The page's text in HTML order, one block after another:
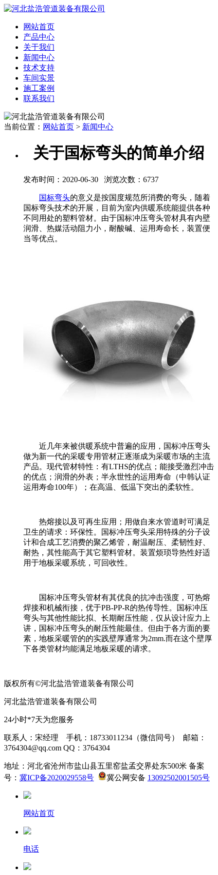
网站首页
产品中心
关于我们
新闻中心
技术支持
车间实景
施工案例
联系我们
当前位置： 网站首页 > 新闻中心
关于国标弯头的简单介绍
发布时间：2020-06-30 浏览次数： 6737
国标弯头的意义是按国度规范所消费的弯头，随着
国标弯头技术的开展，目前为室内供暖系统能提供各种
不同用处的塑料管材。由于国标冲压弯头管材具有内壁
润滑、热媒活动阻力小，耐酸碱、运用寿命长，装置便
当等优点。
近几年来被供暖系统中普遍的应用，国标冲压弯头
做为新一代的采暖专用管材正逐渐成为采暖市场的主流
产品。现代管材特性：有LTHS的优点；能接受激烈冲击
的优点；润滑的外表；半永世性的运用寿命（中韩认证
运用寿命100年）；在高温、低温下突出的柔软性。
热熔接以及可再生应用；用做自来水管道时可满足
卫生的请求：环保性。国标冲压弯头采用特殊的分子设
计和合成工艺消费的聚乙烯管，耐温耐压、柔韧性好、
耐热，其性能高于其它塑料管材。装置烦琐导热性好适
用于地板采暖系统，可回收性。
国标冲压弯头管材有其优良的抗冲击强度，可热熔
焊接和机械衔接，优于PB-PP-R的热传导性。国标冲压
弯头与其他性能比拟、长期耐压性能，仅从设计应力上
讲，国标冲压弯头的耐压性能最佳。但由于各方面的要
素，地板采暖管的的实践壁厚通常为2mm.而在这个壁厚
下各类管材均能满足地板采暖的请求。
版权所有©河北盐浩管道装备有限公司
河北盐浩管道装备有限公司
24小时*7天为您服务
联系人：宋经理 手机：18733011234（微信同号） 邮箱：
3764304@qq.com QQ：3764304
地址：河北省沧州市盐山县五里窑盐孟交界处东500米 备案
号： 冀ICP备2020029558号 冀公网安备 13092502001505号
网站首页
电话